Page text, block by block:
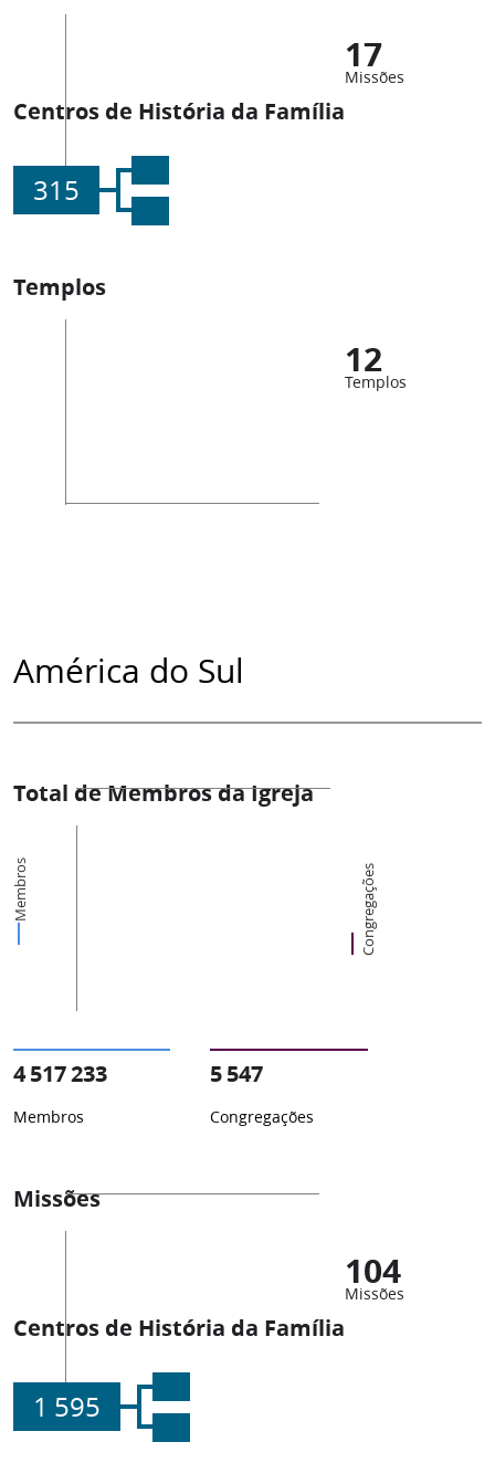
17
Missões
Centros de História da Família
315
Templos
12
Templos
América do Sul
Total de Membros da Igreja
Membros Congregações
4 517 233
Membros
5 547
Congregações
Missões
104
Missões
Centros de História da Família
1 595